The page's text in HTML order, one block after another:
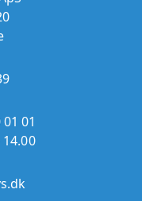
01
14.00